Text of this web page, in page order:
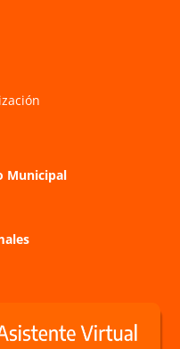
Municipal